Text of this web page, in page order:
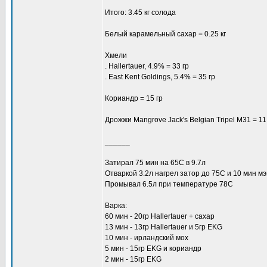
Итого: 3.45 кг солода
Белый карамельный сахар = 0.25 кг
Хмели
. Hallertauer, 4.9% = 33 гр
. East Kent Goldings, 5.4% = 35 гр
Кориандр = 15 гр
Дрожжи Mangrove Jack's Belgian Tripel M31 =
Затирал 75 мин на 65С в 9.7л
Отваркой 3.2л нагрел затор до 75С и 10 мин
Промывал 6.5л при температуре 78C
Варка:
60 мин - 20гр Hallertauer + сахар
13 мин - 13гр Hallertauer и 5гр EKG
10 мин - ирландский мох
5 мин - 15гр EKG и кориандр
2 мин - 15гр EKG